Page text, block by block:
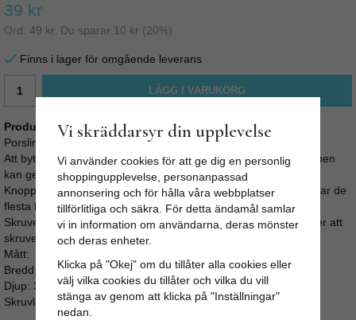
39 kr
Ord. 49 kr . Du sparar 10 kr (20%)
Finns i lager för omgående leverans
LÄGG I VARUKORG
Produktbeskrivning:
Porslinsknopp blå med dekorativt guldmönster.
Att byta knopp på byrån, skåpluckorna i köket eller på garderoben
kan ge ett tacksamt lyft till en rimlig peng.
Knoppens skruv är M4 och ca 4cm lång, vilket gör att den passar de
flesta lucktjocklekar.
Skruven är enkel att kapa med bågfil eller liknande om du tycker att
skruven sticker för långt ut i bakkant av luckan eller lådan.
Mått:
Bredd: 4.5cm
Djup: 3.5cm
Skruvlängd: ca 4cm (M4)
Vi skräddarsyr din upplevelse
Vi använder cookies för att ge dig en personlig
shoppingupplevelse, personanpassad
annonsering och för hålla våra webbplatser
tillförlitliga och säkra. För detta ändamål samlar
vi in information om användarna, deras mönster
och deras enheter.
Klicka på "Okej" om du tillåter alla cookies eller
välj vilka cookies du tillåter och vilka du vill
stänga av genom att klicka på "Inställningar"
nedan.